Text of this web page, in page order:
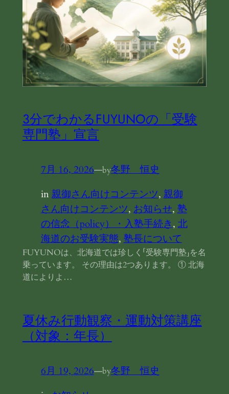
3分でわかるFUYUNOの「受験
専門塾」宣言
7月 16, 2026—by冬野 恒史
in親御さん向けコンテンツ, 親御
さん向けコンテンツ, お知らせ, 塾
の信念（policy）・入塾手続き, 北
海道のお受験実態, 塾長について
FUYUNOは、北海道では珍しく「受験専門塾」を名
乗っています。 その理由は2つあります。 ① 北海
道によりよ…
夏休み行動観察・運動対策講座
（対象：年長）
6月 19, 2026—by冬野 恒史